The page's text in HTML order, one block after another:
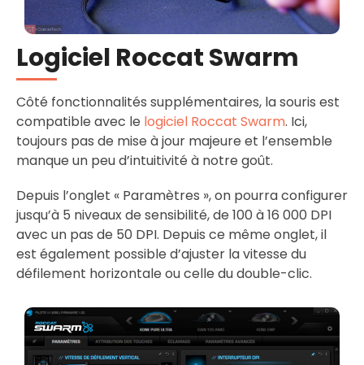
Logiciel Roccat Swarm
Côté fonctionnalités supplémentaires, la souris est
compatible avec le logiciel Roccat Swarm. Ici,
toujours pas de mise à jour majeure et l’ensemble
manque un peu d’intuitivité à notre goût.
Depuis l’onglet « Paramètres », on pourra configurer
jusqu’à 5 niveaux de sensibilité, de 100 à 16 000 DPI
avec un pas de 50 DPI. Depuis ce même onglet, il
est également possible d’ajuster la vitesse du
défilement horizontale ou celle du double-clic.